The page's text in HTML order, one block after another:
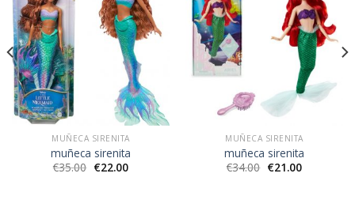
MUÑECA SIRENITA
muñeca sirenita
€35.00 €22.00
MUÑECA SIRENITA
muñeca sirenita
€34.00 €21.00